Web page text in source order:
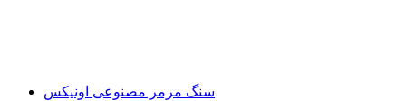
سنگ مرمر مصنوعی اونیکس